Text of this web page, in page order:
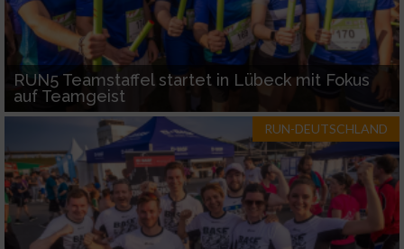
RUN5 Teamstaffel startet in Lübeck mit Fokus
auf Teamgeist
RUN-DEUTSCHLAND